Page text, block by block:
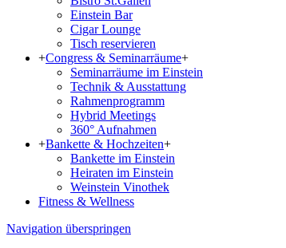
Einstein Bar
Cigar Lounge
Tisch reservieren
+Congress & Seminarräume+
Seminarräume im Einstein
Technik & Ausstattung
Rahmenprogramm
Hybrid Meetings
360° Aufnahmen
+Bankette & Hochzeiten+
Bankette im Einstein
Heiraten im Einstein
Weinstein Vinothek
Fitness & Wellness
Navigation überspringen